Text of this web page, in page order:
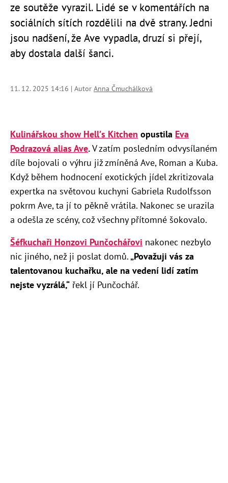
ze soutěže vyrazil. Lidé se v komentářích na
sociálních sítích rozdělili na dvě strany. Jedni
jsou nadšení, že Ave vypadla, druzí si přejí,
aby dostala další šanci.
11. 12. 2025 14:16 | Autor Anna Čmuchálková
Kulinářskou show Hell’s Kitchen opustila Eva
Podrazová alias Ave.V zatím posledním odvysílaném
díle bojovali o výhru již zmíněná Ave, Roman a Kuba.
Když během hodnocení exotických jídel zkritizovala
expertka na světovou kuchyni Gabriela Rudolfsson
pokrm Ave, ta jí to pěkně vrátila. Nakonec se urazila
a odešla ze scény, což všechny přítomné šokovalo.
Šéfkuchaři Honzovi Punčochářovi nakonec nezbylo
nic jiného, než ji poslat domů.„Považuji vás za
talentovanou kuchařku, ale na vedení lidí zatím
nejste vyzrálá,“ řekl jí Punčochář.